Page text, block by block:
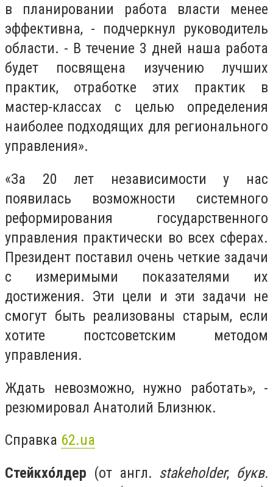
в планировании работа власти менее
эффективна, - подчеркнул руководитель
области. - В течение 3 дней наша работа
будет посвящена изучению лучших
практик, отработке этих практик в
мастер-классах с целью определения
наиболее подходящих для регионального
управления».
«За 20 лет независимости у нас
появилась возможности системного
реформирования государственного
управления практически во всех сферах.
Президент поставил очень четкие задачи
с измеримыми показателями их
достижения. Эти цели и эти задачи не
смогут быть реализованы старым, если
хотите постсоветским методом
управления.
Ждать невозможно, нужно работать», -
резюмировал Анатолий Близнюк.
Справка 62.ua
Стейкхо́лдер (от англ. stakeholder; букв.